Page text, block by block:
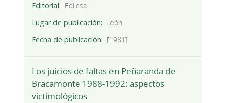
Editorial
Edilesa
Lugar de publicación
León
Fecha de publicación
[1981]
Los juicios de faltas en Peñaranda de
Bracamonte 1988-1992: aspectos
victimológicos